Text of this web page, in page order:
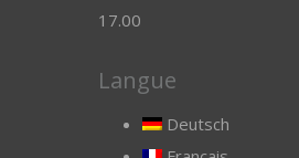
17.00
Langue
Deutsch